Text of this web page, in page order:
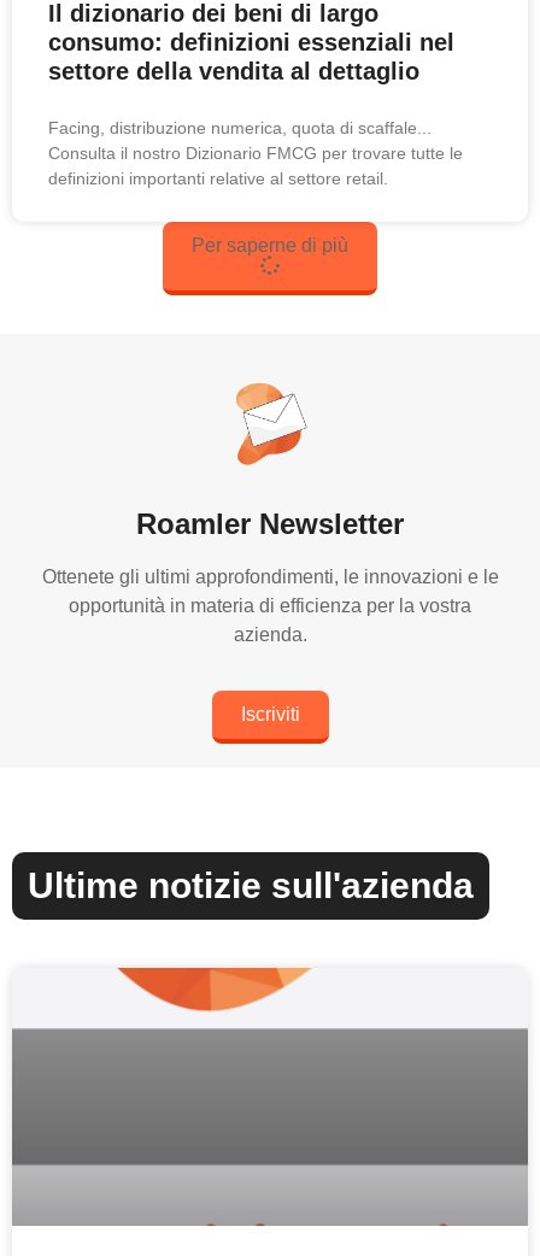
Il dizionario dei beni di largo
consumo: definizioni essenziali nel
settore della vendita al dettaglio
Facing, distribuzione numerica, quota di scaffale...
Consulta il nostro Dizionario FMCG per trovare tutte le
definizioni importanti relative al settore retail.
Per saperne di più
Roamler Newsletter
Ottenete gli ultimi approfondimenti, le innovazioni e le
opportunità in materia di efficienza per la vostra
azienda.
Iscriviti
Ultime notizie sull'azienda